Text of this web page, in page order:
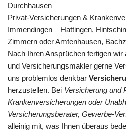
Durchhausen
Privat-Versicherungen &
Immendingen – Hattingen,
Zimmern oder Amtenhausen,
Nach Ihren Ansprüchen fertigen
und Versicherungsmakler gerne
uns problemlos denkbar
herzustellen. Bei Versicherung und
Krankenversicherungen oder
Versicherungsberater, Gewerbe-
alleinig mit, was Ihnen überaus